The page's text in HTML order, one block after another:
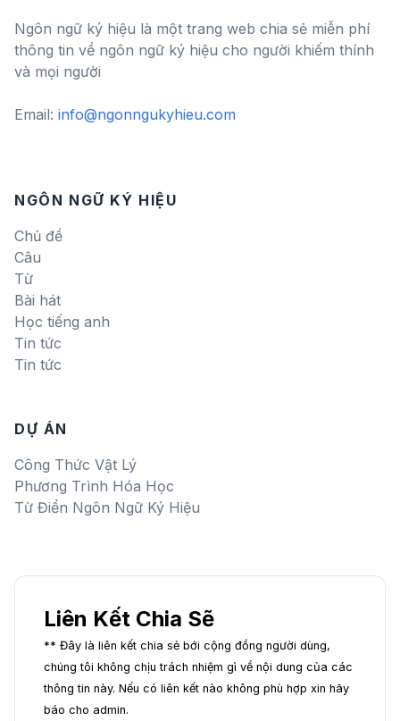
Ngôn ngữ ký hiệu là một trang web chia sẻ miễn phí
thông tin về ngôn ngữ ký hiệu cho người khiếm thính
và mọi người
Email: info@ngonngukyhieu.com
NGÔN NGỮ KÝ HIỆU
Chủ đề
Câu
Từ
Bài hát
Học tiếng anh
Tin tức
Tin tức
DỰ ÁN
Công Thức Vật Lý
Phương Trình Hóa Học
Từ Điển Ngôn Ngữ Ký Hiệu
Liên Kết Chia Sẽ
** Đây là liên kết chia sẻ bới cộng đồng người dùng,
chúng tôi không chịu trách nhiệm gì về nội dung của các
thông tin này. Nếu có liên kết nào không phù hợp xin hãy
báo cho admin.